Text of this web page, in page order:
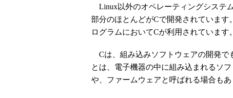
Linux以外のオペレーティングシステ
部分のほとんどがCで開発されていま
ログラムにおいてCが利用されています。
Cは、組み込みソフトウェアの開発で
とは、電子機器の中に組み込まれるソ
や、ファームウェアと呼ばれる場合もあ